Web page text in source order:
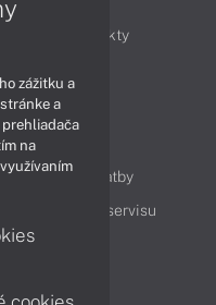
Produkty
doručenia a platby
Cenník servisu
zážitku a
a
na